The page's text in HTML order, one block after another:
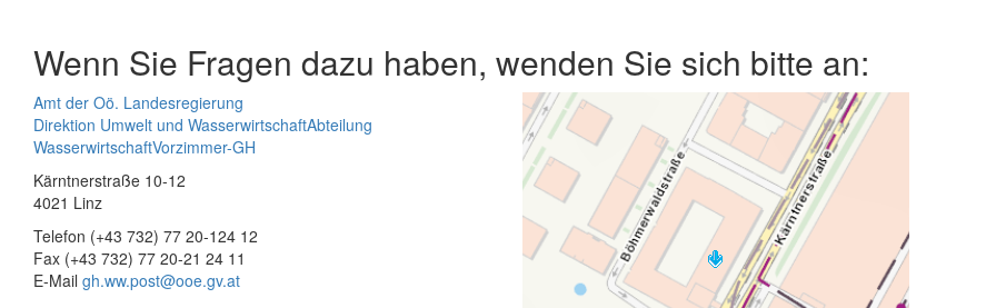
Wenn Sie Fragen dazu haben, wenden Sie sich bitte an:
Amt der Oö. Landesregierung
Direktion Umwelt und WasserwirtschaftAbteilung
WasserwirtschaftVorzimmer-GH
Kärntnerstraße 10-12
4021 Linz
Telefon (+43 732) 77 20-124 12
Fax (+43 732) 77 20-21 24 11
E-Mail gh.ww.post@ooe.gv.at